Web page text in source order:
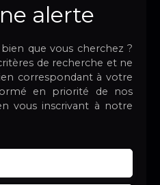
alerte
que vous cherchez ?
de recherche et ne
correspondant à votre
en priorité de nos
vous inscrivant à notre